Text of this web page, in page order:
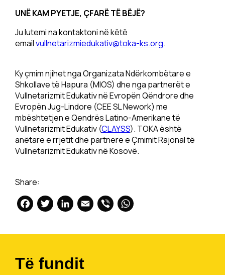
UNË KAM PYETJE, ÇFARË TË BËJË?
Ju lutemi na kontaktoni në këtë
emailvullnetarizmiedukativ@toka-ks.org.
Ky çmim njihet nga Organizata Ndërkombëtare e
Shkollave të Hapura (MIOS) dhe nga partnerët e
Vullnetarizmit Edukativ në Evropën Qëndrore dhe
Evropën Jug-Lindore (CEE SL Nework) me
mbështetjen e Qendrës Latino-Amerikane të
Vullnetarizmit Edukativ (CLAYSS). TOKA është
anëtare e rrjetit dhe partnere e Çmimit Rajonal të
Vullnetarizmit Edukativ në Kosovë.
Share:
Facebook
Twitter
LinkedIn
Email
Viber
Të fundit